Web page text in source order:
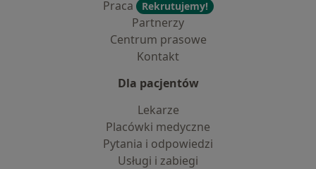
Praca
Rekrutujemy!
Partnerzy
Centrum prasowe
Kontakt
Dla pacjentów
Lekarze
Placówki medyczne
Pytania i odpowiedzi
Usługi i zabiegi